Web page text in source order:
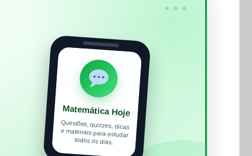
•••
Matemática Hoje
Questões, quizzes, dicas
e materiais para estudar
todos os dias.